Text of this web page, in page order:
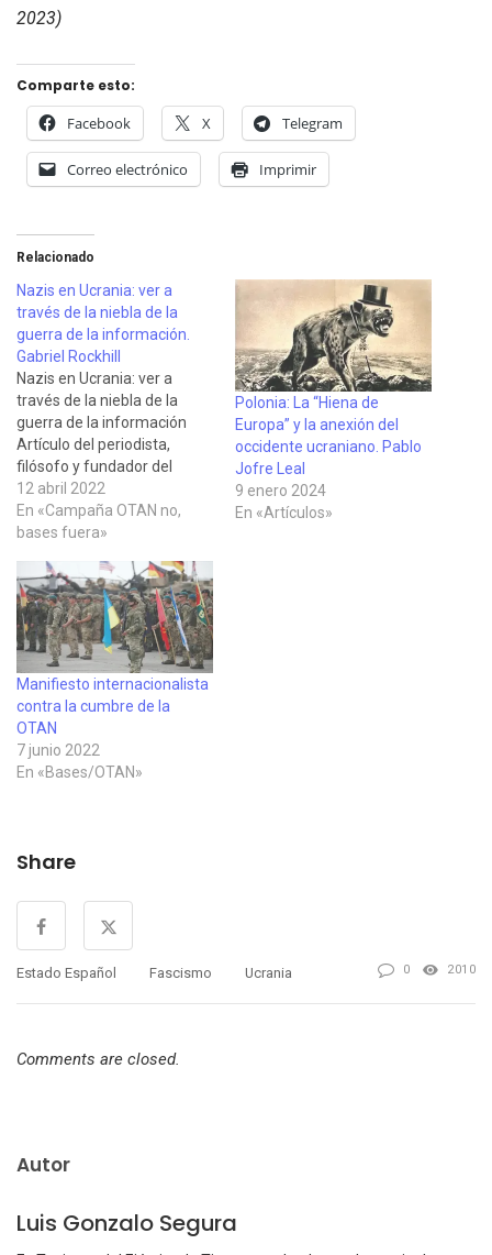
2023)
Comparte esto:
Facebook X Telegram
Correo electrónico Imprimir
Relacionado
Nazis en Ucrania: ver a
través de la niebla de la
guerra de la información.
Gabriel Rockhill
Nazis en Ucrania: ver a
través de la niebla de la
guerra de la información
Artículo del periodista,
filósofo y fundador del
Critical Theory Workshop
Gabriel Rockhill, publicado
en Observatorio de la Crisis
que documenta las
conexiones de la
ultraderecha ucraniana
con…
12 abril 2022
En «Campaña OTAN no,
bases fuera»
Polonia: La “Hiena de
Europa” y la anexión del
occidente ucraniano. Pablo
Jofre Leal
9 enero 2024
En «Artículos»
Manifiesto internacionalista
contra la cumbre de la
OTAN
7 junio 2022
En «Bases/OTAN»
Share
Estado Español Fascismo Ucrania 0 2010
Comments are closed.
Autor
Luis Gonzalo Segura